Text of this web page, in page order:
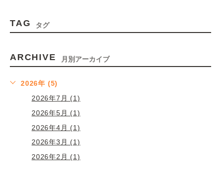
TAG タグ
ARCHIVE 月別アーカイブ
2026年 (5)
2026年7月 (1)
2026年5月 (1)
2026年4月 (1)
2026年3月 (1)
2026年2月 (1)